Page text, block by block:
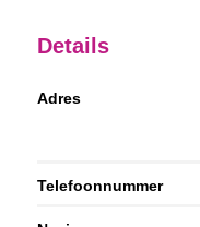
Details
Adres
Telefoonnummer